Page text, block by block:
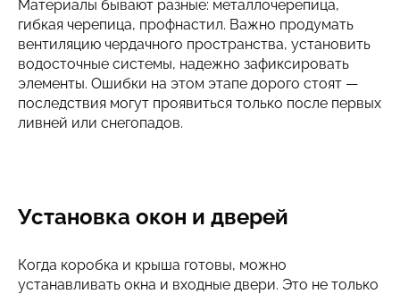
Материалы бывают разные: металлочерепица,
гибкая черепица, профнастил. Важно продумать
вентиляцию чердачного пространства, установить
водосточные системы, надежно зафиксировать
элементы. Ошибки на этом этапе дорого стоят —
последствия могут проявиться только после первых
ливней или снегопадов.
Установка окон и дверей
Когда коробка и крыша готовы, можно
устанавливать окна и входные двери. Это не только